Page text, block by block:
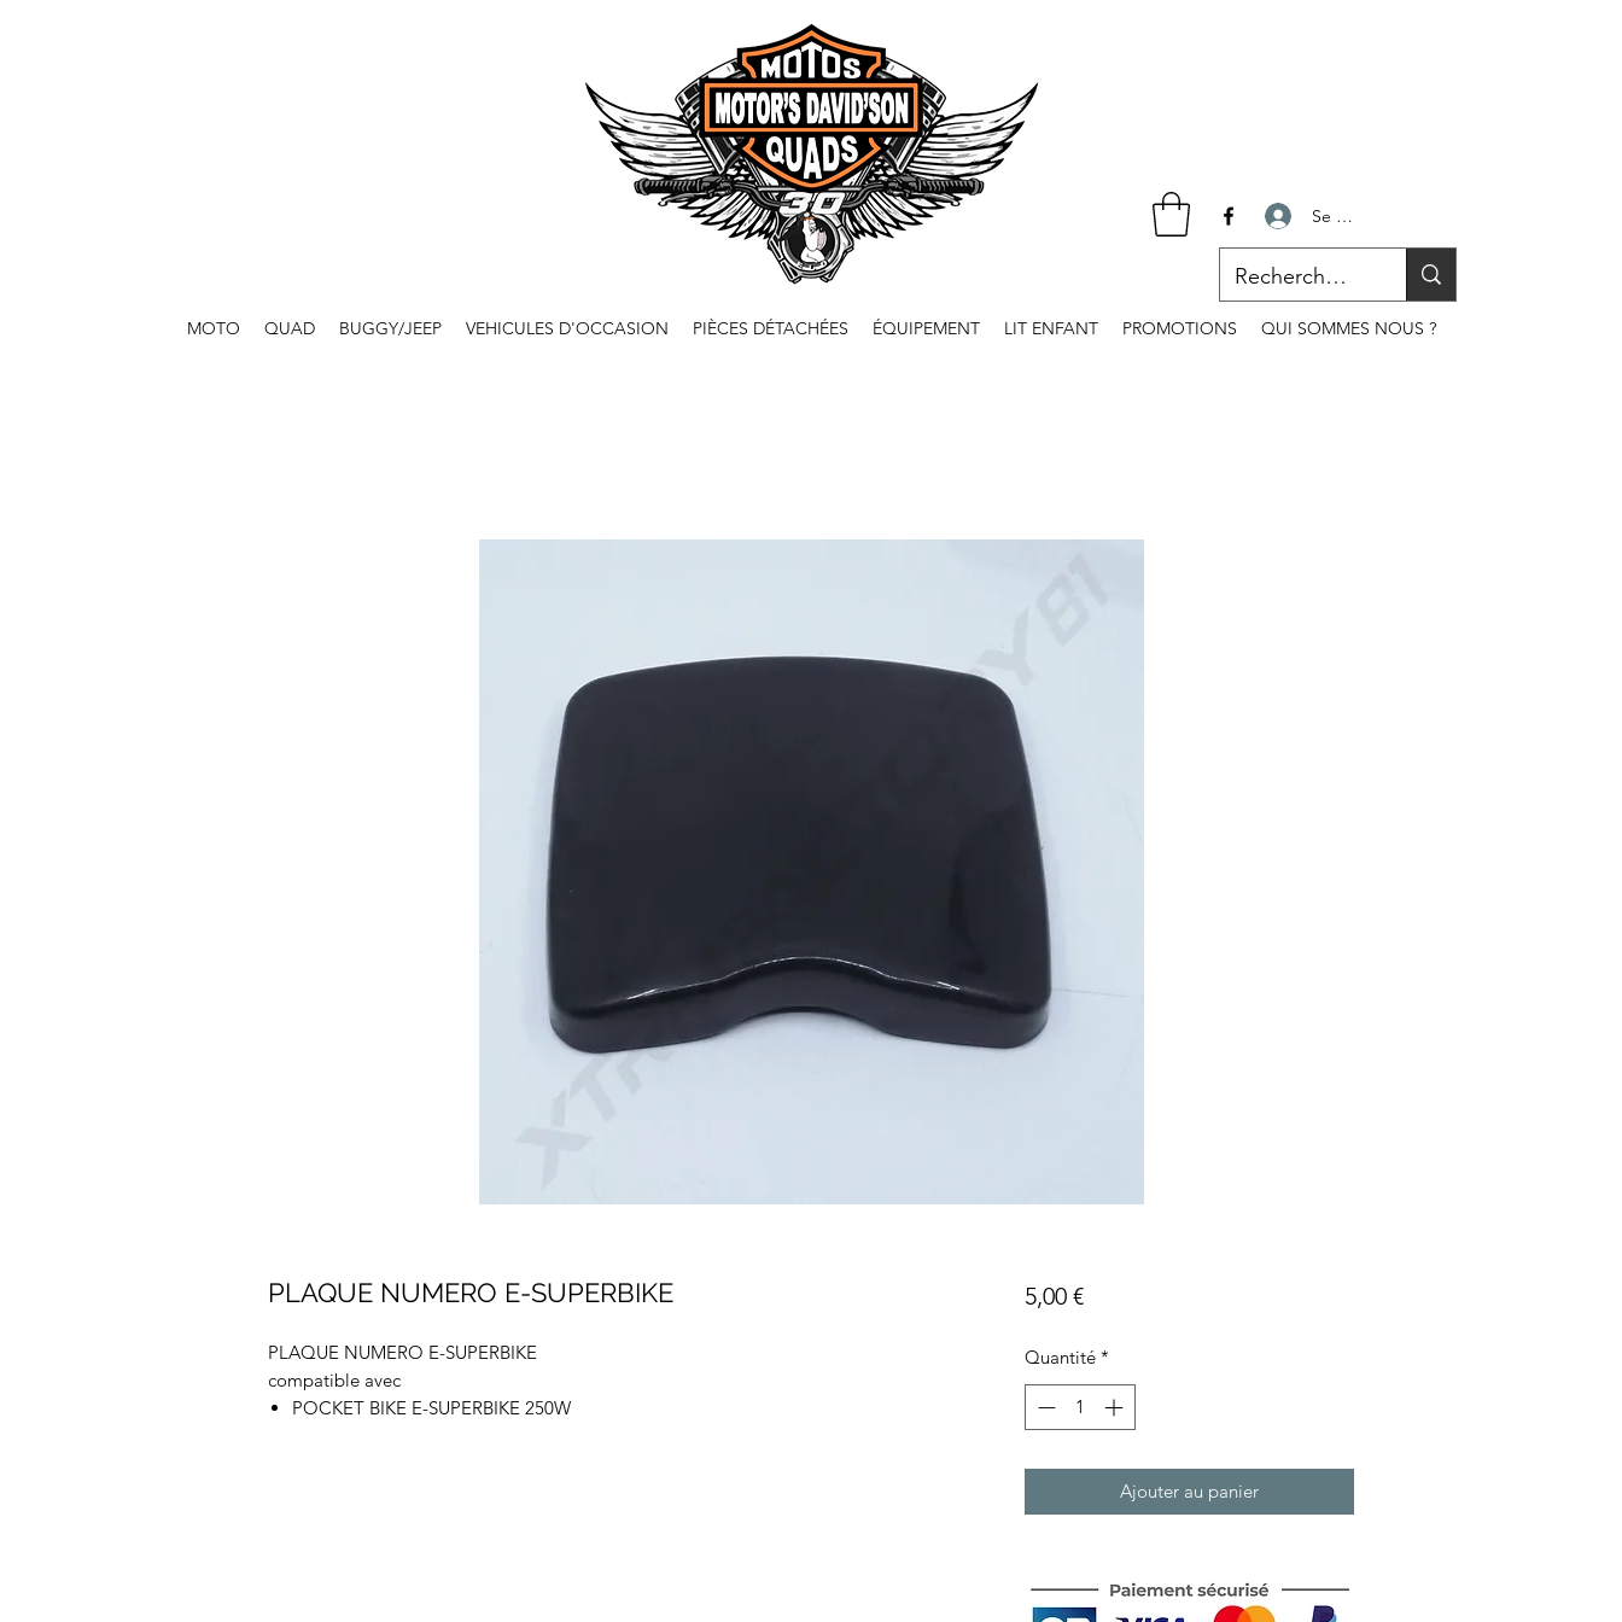
Se connecter
MOTO QUAD BUGGY/JEEP VEHICULES D'OCCASION PIÈCES DÉTACHÉES ÉQUIPEMENT LIT ENFANT PROMOTIONS QUI SOMMES NOUS ?
PLAQUE NUMERO E-SUPERBIKE
PLAQUE NUMERO E-SUPERBIKE
compatible avec
POCKET BIKE E-SUPERBIKE 250W
5,00 €Prix
Quantité *
Ajouter au panier